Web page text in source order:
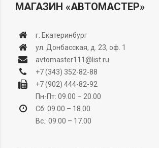
МАГАЗИН «АВТОМАСТЕР»
г. Екатеринбург
ул. Донбасская, д. 23, оф. 1
avtomaster111@list.ru
+7 (343) 352-82-88
+7 (902) 444-82-92
Пн-Пт: 09.00 – 20.00
Сб: 09.00 – 18.00
Вс.: 09.00 – 17.00